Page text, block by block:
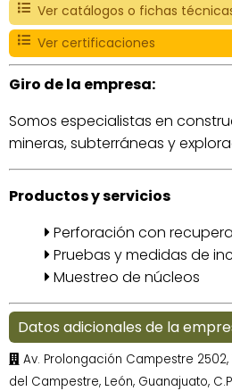
Ver catálogos o fichas
Ver certificaciones
Giro de la empresa:
Somos especialistas en
mineras, subterráneas y
Productos y servicios
Perforación con
Pruebas y medidas de
Muestreo de núcleos
Datos adicionales de la
Av. Prolongación Campestre 2502,
del Campestre, León, Guanajuato,